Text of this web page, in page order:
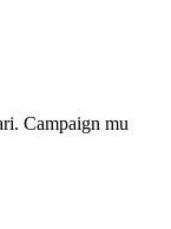
Campaign mu